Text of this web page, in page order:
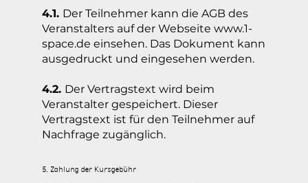
4.1. Der Teilnehmer kann die AGB des
Veranstalters auf der Webseitewww.1-
space.de einsehen. Das Dokument kann
ausgedruckt und eingesehen werden.
4.2. Der Vertragstext wird beim
Veranstalter gespeichert. Dieser
Vertragstext ist für den Teilnehmer auf
Nachfrage zugänglich.
5. Zahlung der Kursgebühr